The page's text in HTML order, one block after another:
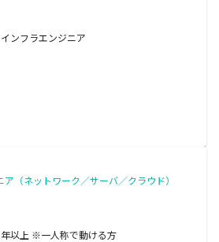
ンフラエンジニア
ア（ネットワーク／サーバ／クラウド）
以上 ※一人称で動ける方